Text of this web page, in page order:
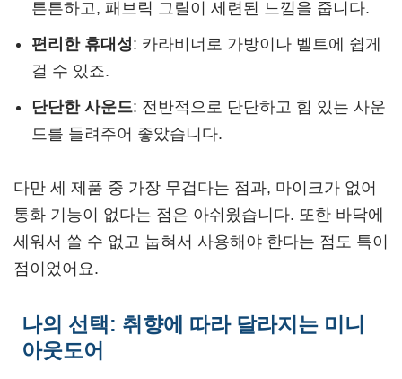
튼튼하고, 패브릭 그릴이 세련된 느낌을 줍니다.
편리한 휴대성: 카라비너로 가방이나 벨트에 쉽게
걸 수 있죠.
단단한 사운드: 전반적으로 단단하고 힘 있는 사운
드를 들려주어 좋았습니다.
다만 세 제품 중 가장 무겁다는 점과, 마이크가 없어
통화 기능이 없다는 점은 아쉬웠습니다. 또한 바닥에
세워서 쓸 수 없고 눕혀서 사용해야 한다는 점도 특이
점이었어요.
나의 선택: 취향에 따라 달라지는 미니
아웃도어